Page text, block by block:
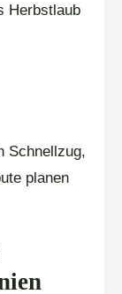
Herbstlaub
Schnellzug,
planen